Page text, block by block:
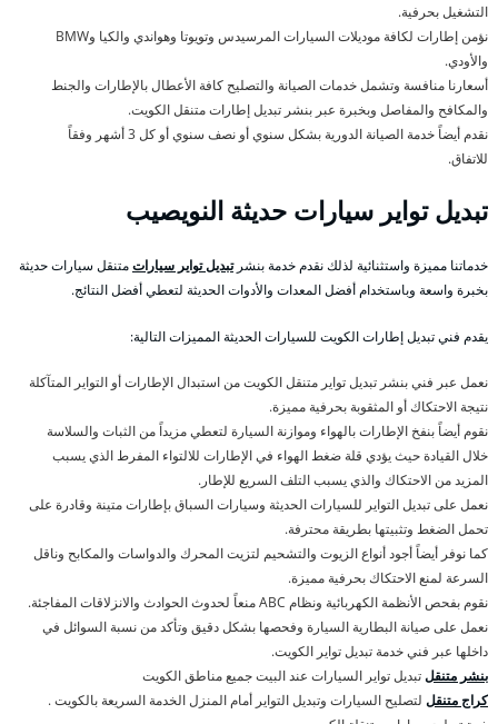
التشغيل بحرفية.
نؤمن إطارات لكافة موديلات السيارات المرسيدس وتويوتا وهواندي والكيا وBMW
والأودي.
أسعارنا منافسة وتشمل خدمات الصيانة والتصليح كافة الأعطال بالإطارات والجنط
والمكافح والمفاصل وبخبرة عبر بنشر تبديل إطارات متنقل الكويت.
نقدم أيضاً خدمة الصيانة الدورية بشكل سنوي أو نصف سنوي أو كل 3 أشهر وفقاً
للاتفاق.
تبديل تواير سيارات حديثة النويصيب
خدماتنا مميزة واستثنائية لذلك نقدم خدمة بنشرتبديل تواير سياراتمتنقل سيارات حديثة
بخبرة واسعة وباستخدام أفضل المعدات والأدوات الحديثة لتعطي أفضل النتائج.
يقدم فني تبديل إطارات الكويت للسيارات الحديثة المميزات التالية:
نعمل عبر فني بنشر تبديل تواير متنقل الكويت من استبدال الإطارات أو التواير المتآكلة
نتيجة الاحتكاك أو المثقوبة بحرفية مميزة.
نقوم أيضاً بنفخ الإطارات بالهواء وموازنة السيارة لتعطي مزيداً من الثبات والسلاسة
خلال القيادة حيث يؤدي قلة ضغط الهواء في الإطارات للالتواء المفرط الذي يسبب
المزيد من الاحتكاك والذي يسبب التلف السريع للإطار.
نعمل على تبديل التواير للسيارات الحديثة وسيارات السباق بإطارات متينة وقادرة على
تحمل الضغط وتثبيتها بطريقة محترفة.
كما نوفر أيضاً أجود أنواع الزيوت والتشحيم لتزيت المحرك والدواسات والمكابح وناقل
السرعة لمنع الاحتكاك بحرفية مميزة.
نقوم بفحص الأنظمة الكهربائية ونظام ABC منعاً لحدوث الحوادث والانزلاقات المفاجئة.
نعمل على صيانة البطارية السيارة وفحصها بشكل دقيق وتأكد من نسبة السوائل في
داخلها عبر فني خدمة تبديل تواير الكويت.
بنشر متنقلتبديل تواير السيارات عند البيت جميع مناطق الكويت
كراج متنقل لتصليح السيارات وتبديل التواير أمام المنزل الخدمة السريعة بالكويت .